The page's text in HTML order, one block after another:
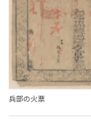
兵部の火票